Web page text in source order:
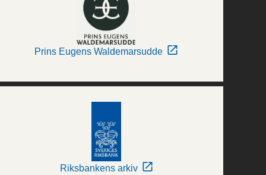
Prins Eugens Waldemarsudde
Riksbankens arkiv